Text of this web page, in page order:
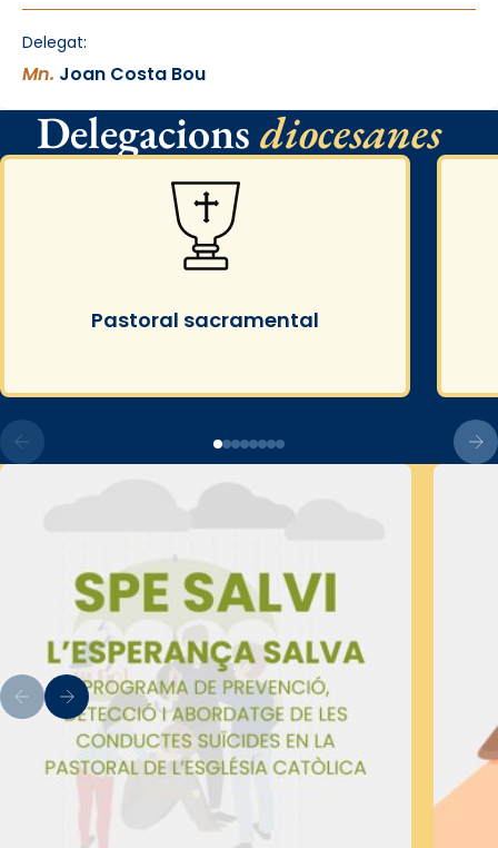
Delegat:
Mn. Joan Costa Bou
Delegacionsdiocesanes
Pastoral sacramental